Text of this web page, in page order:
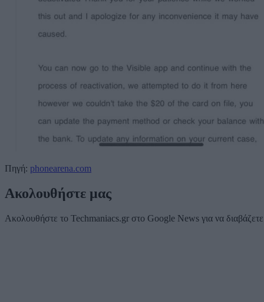
Πηγή: phonearena.com
Ακολουθήστε μας
Ακολουθήστε το Techmaniacs.gr στο Google News για να